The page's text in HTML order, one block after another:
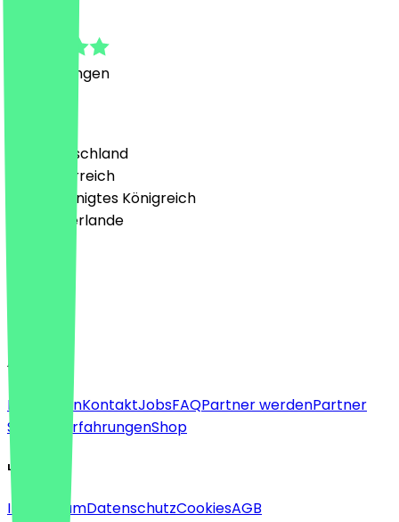
Bewertungen
🇩🇪 Deutschland
🇦🇹 Österreich
🇬🇧 Vereinigtes Königreich
🇳🇱 Niederlande
English
About
Für FirmenKontaktJobsFAQPartner werdenPartner
Support
ErfahrungenShop
Legal
ImpressumDatenschutzCookiesAGB